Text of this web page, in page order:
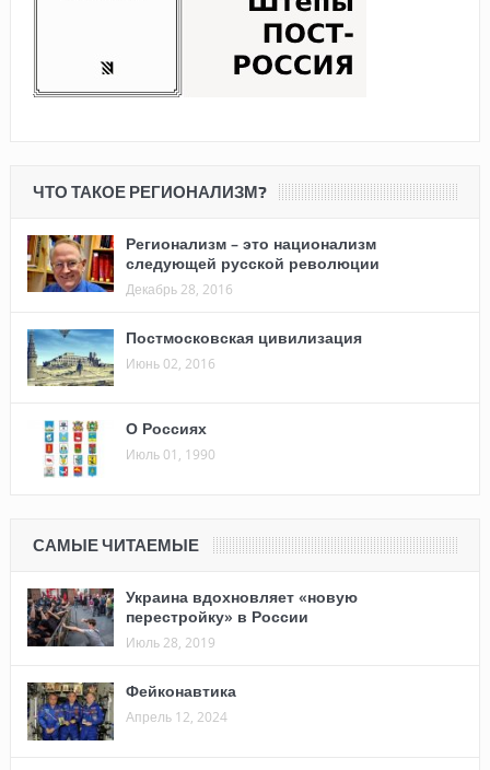
ЧТО ТАКОЕ РЕГИОНАЛИЗМ?
Регионализм – это национализм
следующей русской революции
Декабрь 28, 2016
Постмосковская цивилизация
Июнь 02, 2016
О Россиях
Июль 01, 1990
САМЫЕ ЧИТАЕМЫЕ
Украина вдохновляет «новую
перестройку» в России
Июль 28, 2019
Фейконавтика
Апрель 12, 2024